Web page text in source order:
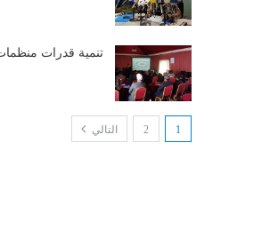
تنمية قدرات
1
2 التالي